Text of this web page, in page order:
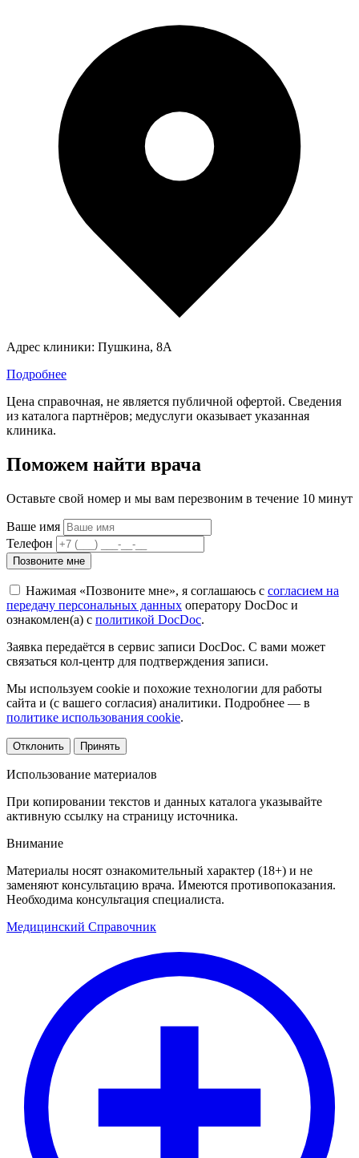
Адрес клиники: Пушкина, 8А
Подробнее
Цена справочная, не является публичной офертой. Сведения
из каталога партнёров; медуслуги оказывает указанная
клиника.
Поможем найти врача
Оставьте свой номер и мы вам перезвоним в течение 10 минут
Ваше имя
Телефон
Позвоните мне
Нажимая «Позвоните мне», я соглашаюсь с согласием на
передачу персональных данных оператору DocDoc и
ознакомлен(а) с политикой DocDoc.
Заявка передаётся в сервис записи DocDoc. С вами может
связаться кол-центр для подтверждения записи.
Мы используем cookie и похожие технологии для работы
сайта и (с вашего согласия) аналитики. Подробнее — в
политике использования cookie.
Отклонить Принять
Использование материалов
При копировании текстов и данных каталога указывайте
активную ссылку на страницу источника.
Внимание
Материалы носят ознакомительный характер (18+) и не
заменяют консультацию врача. Имеются противопоказания.
Необходима консультация специалиста.
Медицинский Справочник